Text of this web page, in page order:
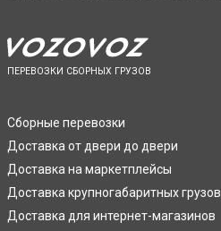
ПЕРЕВОЗКИ СБОРНЫХ ГРУЗОВ
Сборные перевозки
Доставка от двери до двери
Доставка на маркетплейсы
Доставка крупногабаритных грузов
Доставка для интернет-магазинов